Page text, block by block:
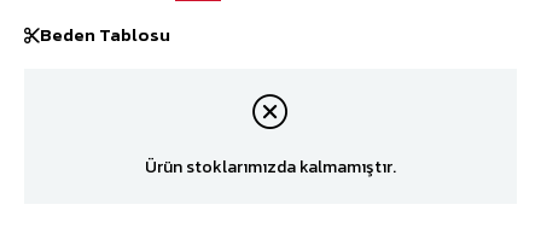
Beden Tablosu
Ürün stoklarımızda kalmamıştır.